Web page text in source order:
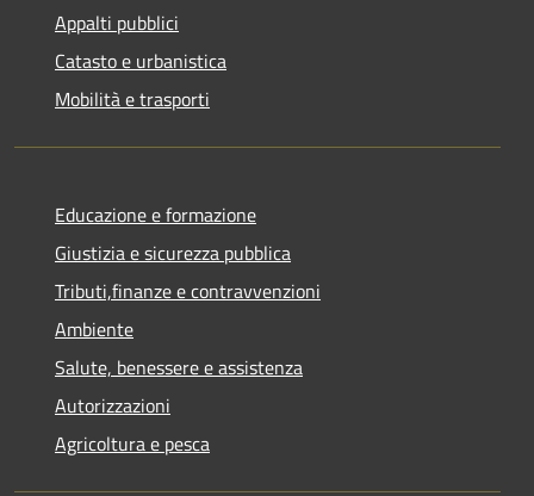
Appalti pubblici
Catasto e urbanistica
Mobilità e trasporti
Educazione e formazione
Giustizia e sicurezza pubblica
Tributi,finanze e contravvenzioni
Ambiente
Salute, benessere e assistenza
Autorizzazioni
Agricoltura e pesca